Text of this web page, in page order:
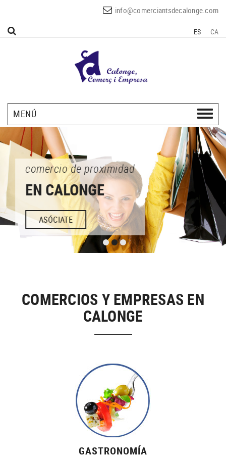
info@comerciantsdecalonge.com
ES CA
MENÚ
comercio de proximidad
EN CALONGE
ASÓCIATE
COMERCIOS Y EMPRESAS EN
CALONGE
GASTRONOMÍA